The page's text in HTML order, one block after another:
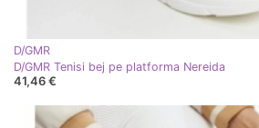
D/GMR
D/GMR Tenisi bej pe platforma Nereida
41,46 €